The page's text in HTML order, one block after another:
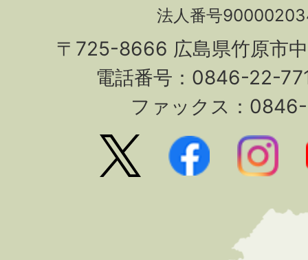
法人番号
〒725-8666 広島県竹原市
電話番号：0846-22-
ファックス：